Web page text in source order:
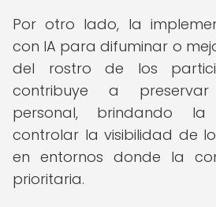
Por otro lado, la
con IA para difuminar o
del rostro de los
contribuye a
personal, brindando
controlar la visibilidad de
en entornos donde la
prioritaria.